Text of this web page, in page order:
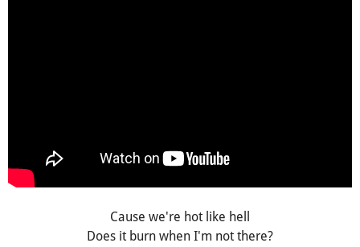
Cause we're hot like hell
Does it burn when I'm not there?